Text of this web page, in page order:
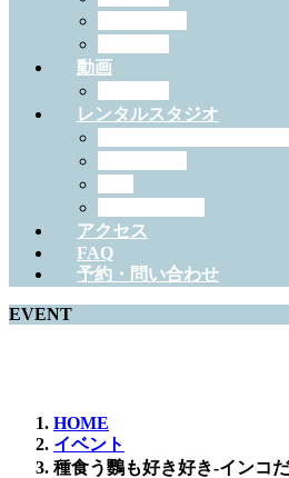
動画
レンタルスタジオ
アクセス
FAQ
予約・問い合わせ
EVENT
HOME
イベント
種食う鸚も好き好き-インコ